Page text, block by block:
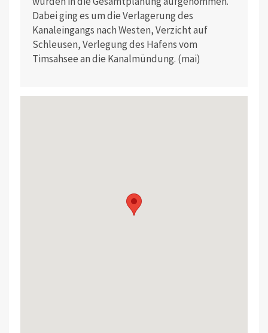
Dabei ging es um die Verlagerung des
Kanaleingangs nach Westen, Verzicht auf
Schleusen, Verlegung des Hafens vom
Timsahsee an die Kanalmündung. (mai)